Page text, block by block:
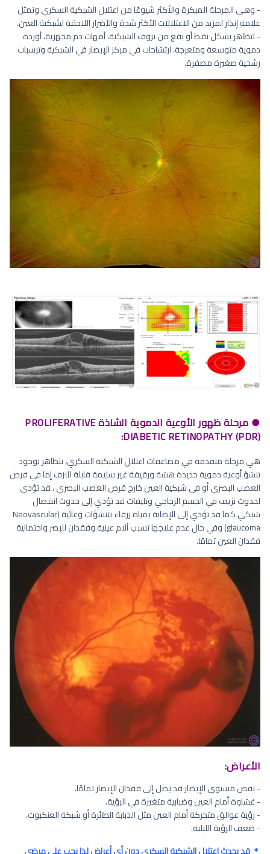
- وهي المرحلة المبكرة والأكثر شيوعًا من اعتلال الشبكية السكري وتمثل
علامة إنذار لمزيد من الاعتلالات الأكثر شدة والأضرار اللاحقة لشبكية العين.
- تتظاهر بشكل نقط أو بقع من نزوف الشبكية، أمهات دم مجهرية، أوردة
دموية متوسعة ومتعرجة، ارتشاحات في مركز الإبصار في الشبكية وترسبات
رشحية صغيرة مصفرة.
● مرحلة ظهور الأوعية الدموية الشاذة PROLIFERATIVE
DIABETIC RETINOPATHY (PDR):
هي مرحلة متقدمة في مضاعفات اعتلال الشبكية السكري، تتظاهر بوجود
تنشؤ أوعية دموية جديدة هشة ورقيقة غير سليمة قابلة للنزف إما في قرص
العصب البصري أو في شبكية العين خارج قرص العصب البصري ، قد تؤدي
لحدوث نزيف في الجسم الزجاجي وتليفات قد تؤدي إلى حدوث انفصال
شبكي كما قد تؤدي إلى الإصابة بمياه زرقاء بتنشؤات وعائية (Neovascular
glaucoma) وفي حال عدم علاجها تسبب آلام عينية وفقدان للبصر واحتمالية
فقدان العين تمامًا.
الأعراض:
- نقص مستوى الإبصار قد يصل إلى فقدان الإبصار تمامًا.
- غشاوة أمام العين وضبابية متغيرة في الرؤية.
- رؤية عوالق متحركة أمام العين مثل الذبابة الطائرة أو شبكة العنكبوت.
- ضعف الرؤية الليلية.